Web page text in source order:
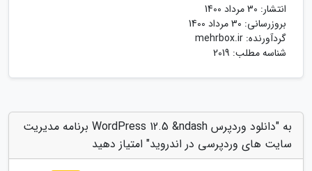
انتشار: 30 مرداد 1400
بروزرسانی: 30 مرداد 1400
گردآورنده: mehrbox.ir
شناسه مطلب: 2019
به "دانلود وردپرس WordPress 12.5 &ndash برنامه مدیریت
سایت های وردپرسی در اندروید" امتیاز دهید